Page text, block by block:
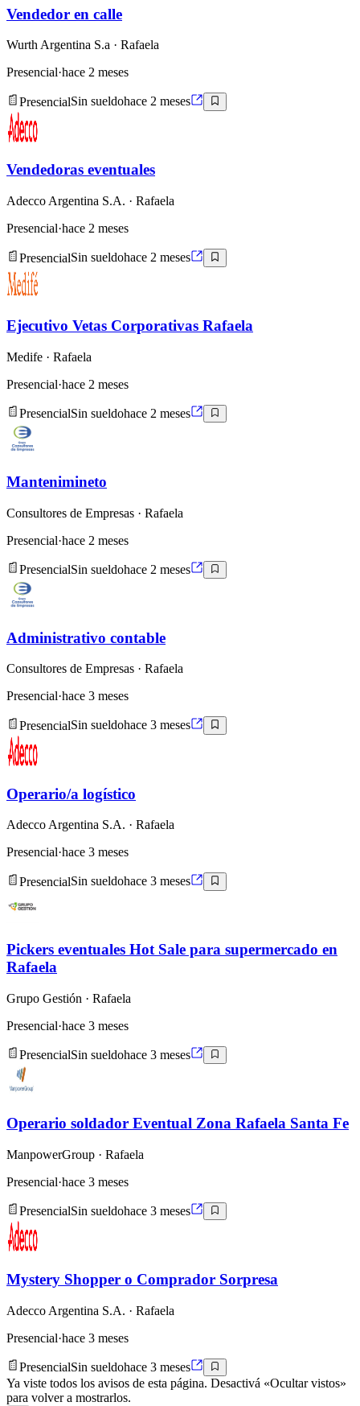
Vendedor en calle
Wurth Argentina S.a · Rafaela
Presencial·hace 2 meses
PresencialSin sueldohace 2 meses
Vendedoras eventuales
Adecco Argentina S.A. · Rafaela
Presencial·hace 2 meses
PresencialSin sueldohace 2 meses
Ejecutivo Vetas Corporativas Rafaela
Medife · Rafaela
Presencial·hace 2 meses
PresencialSin sueldohace 2 meses
Mantenimineto
Consultores de Empresas · Rafaela
Presencial·hace 2 meses
PresencialSin sueldohace 2 meses
Administrativo contable
Consultores de Empresas · Rafaela
Presencial·hace 3 meses
PresencialSin sueldohace 3 meses
Operario/a logístico
Adecco Argentina S.A. · Rafaela
Presencial·hace 3 meses
PresencialSin sueldohace 3 meses
Pickers eventuales Hot Sale para supermercado en
Rafaela
Grupo Gestión · Rafaela
Presencial·hace 3 meses
PresencialSin sueldohace 3 meses
Operario soldador Eventual Zona Rafaela Santa Fe
ManpowerGroup · Rafaela
Presencial·hace 3 meses
PresencialSin sueldohace 3 meses
Mystery Shopper o Comprador Sorpresa
Adecco Argentina S.A. · Rafaela
Presencial·hace 3 meses
PresencialSin sueldohace 3 meses
Ya viste todos los avisos de esta página. Desactivá «Ocultar vistos»
para volver a mostrarlos.